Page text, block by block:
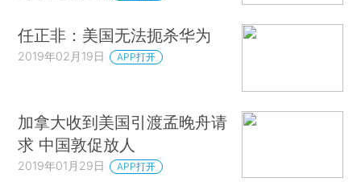
任正非：美国无法扼杀华为
2019年02月19日 APP打开
加拿大收到美国引渡孟晚舟请
求 中国敦促放人
2019年01月29日 APP打开